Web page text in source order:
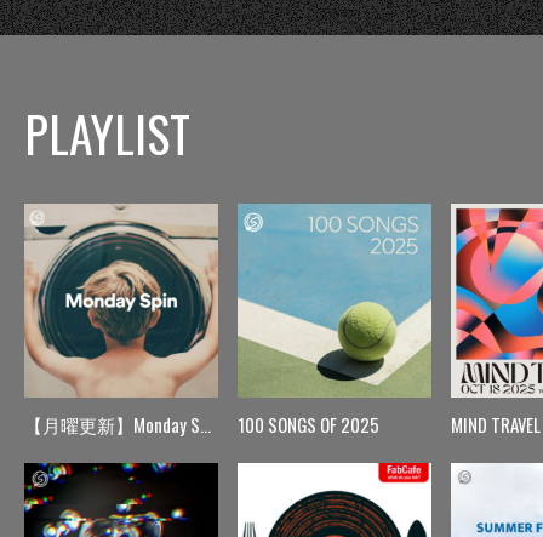
PLAYLIST
【月曜更新】Monday Spin 100 SONGS OF 2025 MIND TRAVEL